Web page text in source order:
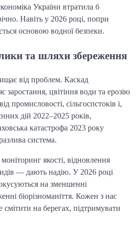
України втратила б
Навіть у 2026 році, попри
основою водної безпеки.
та шляхи збереження
від проблем. Каскад
заростання, цвітіння води та ерозію
промисловості, сільгоспстоків і,
дій 2022–2025 років,
катастрофа 2023 року
система.
якості, відновлення
— дають надію. У 2026 році
на зменшенні
біорізноманіття. Кожен з нас
на берегах, підтримувати